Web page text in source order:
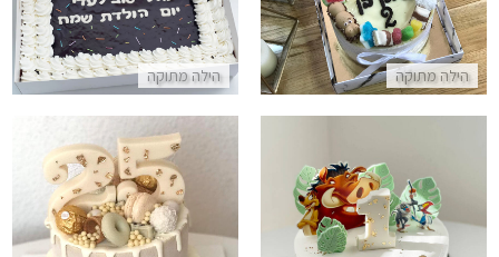
הילה מתוקה
התקשר/י
הילה מתוקה
התקשר/י
דריפ קייק עוגת קומות
עוגת סימבה מלך האריות